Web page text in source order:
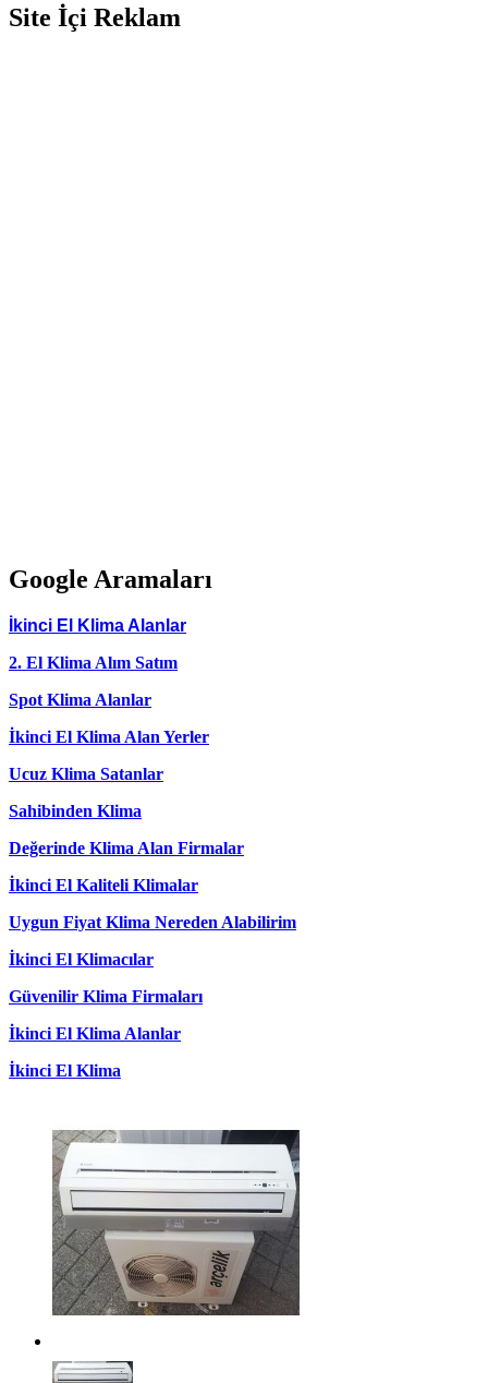
Site İçi Reklam
Google Aramaları
İkinci El Klima Alanlar
2. El Klima Alım Satım
Spot Klima Alanlar
İkinci El Klima Alan Yerler
Ucuz Klima Satanlar
Sahibinden Klima
Değerinde Klima Alan Firmalar
İkinci El Kaliteli Klimalar
Uygun Fiyat Klima Nereden Alabilirim
İkinci El Klimacılar
Güvenilir Klima Firmaları
İkinci El Klima Alanlar
İkinci El Klima